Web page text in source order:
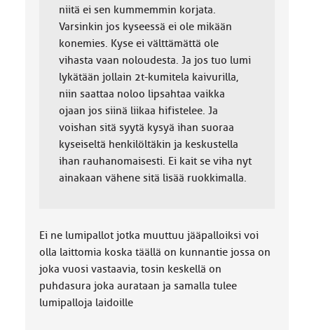
niitä ei sen kummemmin korjata.
Varsinkin jos kyseessä ei ole mikään
konemies. Kyse ei välttämättä ole
vihasta vaan noloudesta. Ja jos tuo lumi
lykätään jollain 2t-kumitela kaivurilla,
niin saattaa noloo lipsahtaa vaikka
ojaan jos siinä liikaa hifistelee. Ja
voishan sitä syytä kysyä ihan suoraa
kyseiseltä henkilöltäkin ja keskustella
ihan rauhanomaisesti. Ei kait se viha nyt
ainakaan vähene sitä lisää ruokkimalla.
Ei ne lumipallot jotka muuttuu jääpalloiksi voi
olla laittomia koska täällä on kunnantie jossa on
joka vuosi vastaavia, tosin keskellä on
puhdasura joka aurataan ja samalla tulee
lumipalloja laidoille